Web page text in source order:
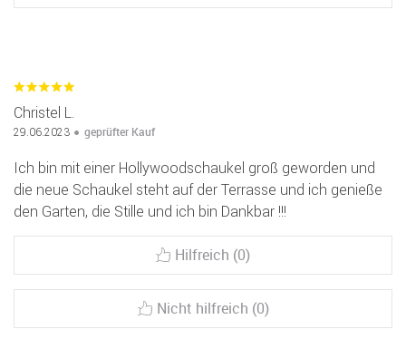
Christel L.
29.06.2023 geprüfter Kauf
Ich bin mit einer Hollywoodschaukel groß geworden und
die neue Schaukel steht auf der Terrasse und ich genieße
den Garten, die Stille und ich bin Dankbar !!!
Hilfreich (0)
Nicht hilfreich (0)